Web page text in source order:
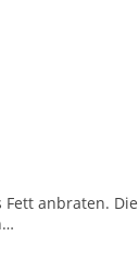
anbraten. Die